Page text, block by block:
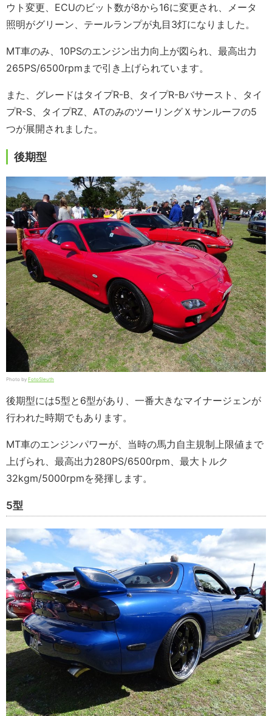
ウト変更、ECUのビット数が8から16に変更され、メータ
照明がグリーン、テールランプが丸目3灯になりました。
MT車のみ、10PSのエンジン出力向上が図られ、最高出力
265PS/6500rpmまで引き上げられています。
また、グレードはタイプR-B、タイプR-Bバサースト、タイ
プR-S、タイプRZ、ATのみのツーリングＸサンルーフの5
つが展開されました。
後期型
Photo by FotoSleuth
後期型には5型と6型があり、一番大きなマイナージェンが
行われた時期でもあります。
MT車のエンジンパワーが、当時の馬力自主規制上限値まで
上げられ、最高出力280PS/6500rpm、最大トルク
32kgm/5000rpmを発揮します。
5型